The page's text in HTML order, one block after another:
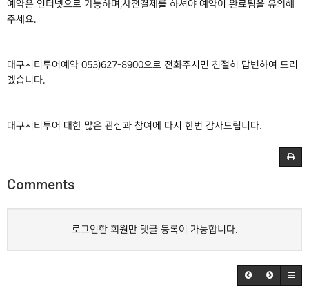
예약은 인터넷으로 가능하며,사전결제를 하셔야 예약이 완료됨을 유의해
주세요.
대구시티투어예약 053)627-8900으로 전화주시면 친절히 답변하여 드리
겠습니다.
대구시티투어 대한 많은 관심과 참여에 다시 한번 감사드립니다.
Comments
로그인한 회원만 댓글 등록이 가능합니다.